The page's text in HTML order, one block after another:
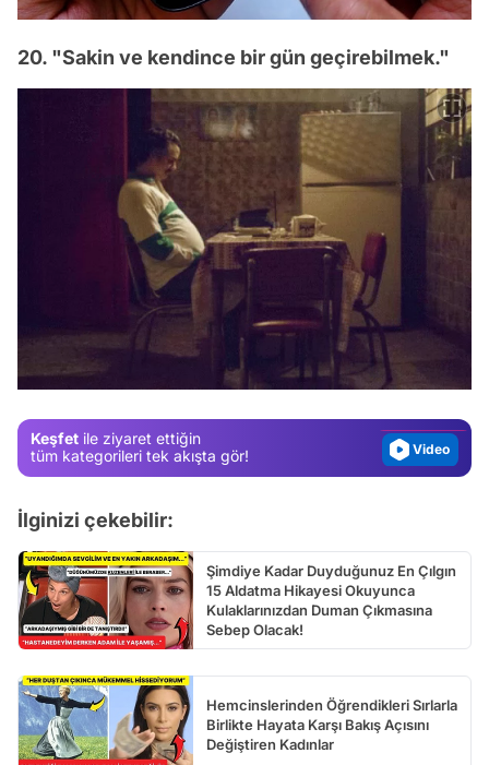
20. "Sakin ve kendince bir gün geçirebilmek."
Keşfet ile ziyaret ettiğin
tüm kategorileri tek akışta gör!
Test
Video
İlginizi çekebilir:
Şimdiye Kadar Duyduğunuz En Çılgın
15 Aldatma Hikayesi Okuyunca
Kulaklarınızdan Duman Çıkmasına
Sebep Olacak!
Hemcinslerinden Öğrendikleri Sırlarla
Birlikte Hayata Karşı Bakış Açısını
Değiştiren Kadınlar